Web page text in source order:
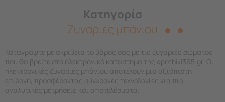
Κατηγορία
Ζυγαριές μπάνιου
Καταγράψτε με ακρίβεια το βάρος σας με τις ζυγαριές σώματος
που θα βρείτε στο ηλεκτρονικό κατάστημα της apothiki365.gr. Οι
ηλεκτρονικές ζυγαριές μπάνιου αποτελούν μια αξιόπιστη
επιλογή, προσφέροντας σύγχρονες τεχνολογίες για πιο
αναλυτικές μετρήσεις και αποτελέσματα.